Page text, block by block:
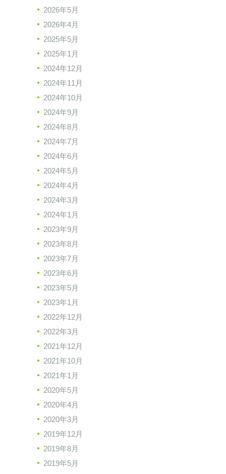
2026年5月
2026年4月
2025年5月
2025年1月
2024年12月
2024年11月
2024年10月
2024年9月
2024年8月
2024年7月
2024年6月
2024年5月
2024年4月
2024年3月
2024年1月
2023年9月
2023年8月
2023年7月
2023年6月
2023年5月
2023年1月
2022年12月
2022年3月
2021年12月
2021年10月
2021年1月
2020年5月
2020年4月
2020年3月
2019年12月
2019年8月
2019年5月